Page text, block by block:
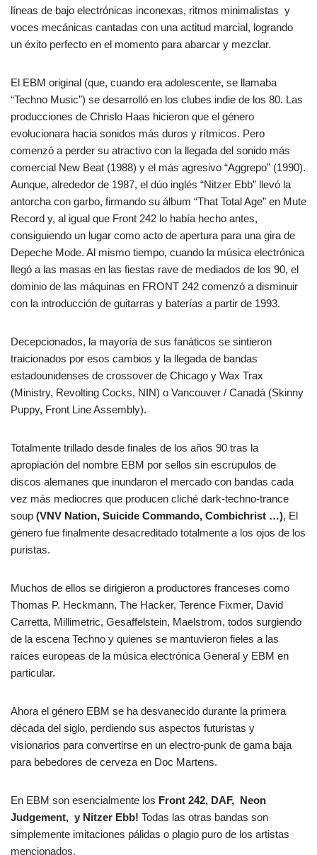
líneas de bajo electrónicas inconexas, ritmos minimalistas y
voces mecánicas cantadas con una actitud marcial, logrando
un éxito perfecto en el momento para abarcar y mezclar.
El EBM original (que, cuando era adolescente, se llamaba
“Techno Music”) se desarrolló en los clubes indie de los 80. Las
producciones de Chrislo Haas hicieron que el género
evolucionara hacia sonidos más duros y rítmicos. Pero
comenzó a perder su atractivo con la llegada del sonido más
comercial New Beat (1988) y el más agresivo “Aggrepo” (1990).
Aunque, alrededor de 1987, el dúo inglés “Nitzer Ebb” llevó la
antorcha con garbo, firmando su álbum “That Total Age” en Mute
Record y, al igual que Front 242 lo había hecho antes,
consiguiendo un lugar como acto de apertura para una gira de
Depeche Mode. Al mismo tiempo, cuando la música electrónica
llegó a las masas en las fiestas rave de mediados de los 90, el
dominio de las máquinas en FRONT 242 comenzó a disminuir
con la introducción de guitarras y baterías a partir de 1993.
Decepcionados, la mayoría de sus fanáticos se sintieron
traicionados por esos cambios y la llegada de bandas
estadounidenses de crossover de Chicago y Wax Trax
(Ministry, Revolting Cocks, NIN) o Vancouver / Canadá (Skinny
Puppy, Front Line Assembly).
Totalmente trillado desde finales de los años 90 tras la
apropiación del nombre EBM por sellos sin escrupulos de
discos alemanes que inundaron el mercado con bandas cada
vez más mediocres que producen cliché dark-techno-trance
soup (VNV Nation, Suicide Commando, Combichrist …), El
género fue finalmente desacreditado totalmente a los ojos de los
puristas.
Muchos de ellos se dirigieron a productores franceses como
Thomas P. Heckmann, The Hacker, Terence Fixmer, David
Carretta, Millimetric, Gesaffelstein, Maelstrom, todos surgiendo
de la escena Techno y quienes se mantuvieron fieles a las
raíces europeas de la música electrónica General y EBM en
particular.
Ahora el género EBM se ha desvanecido durante la primera
década del siglo, perdiendo sus aspectos futuristas y
visionarios para convertirse en un electro-punk de gama baja
para bebedores de cerveza en Doc Martens.
En EBM son esencialmente los Front 242, DAF, Neon
Judgement, y Nitzer Ebb! Todas las otras bandas son
simplemente imitaciones pálidas o plagio puro de los artistas
mencionados.